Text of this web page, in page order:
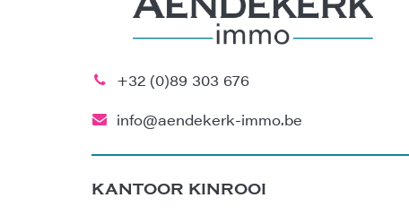
+32 (0)89 303 676
info@aendekerk-immo.be
KANTOOR KINROOI